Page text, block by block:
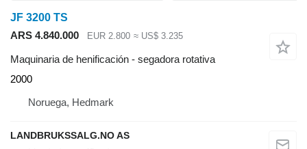
JF 3200 TS
ARS 4.840.000
EUR 2.800 ≈ US$ 3.235
Maquinaria de henificación - segadora rotativa
2000
Noruega, Hedmark
LANDBRUKSSALG.NO AS